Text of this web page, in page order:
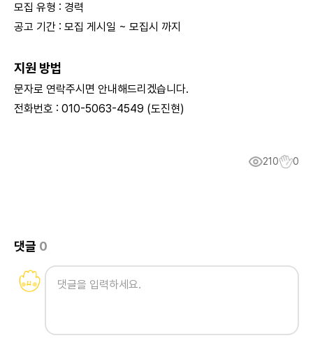
모집 유형 : 경력
공고 기간 : 모집 게시일 ~ 모집시 까지
지원 방법
문자로 연락주시면 안내해드리겠습니다.
전화번호 : 010-5063-4549 (도진현)
210 0
댓글 0